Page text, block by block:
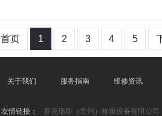
首页 1 2 3 4 5
关于我们 服务指南 维修资讯
友情链接： 赛克瑞斯（常州）称重设备有限公司